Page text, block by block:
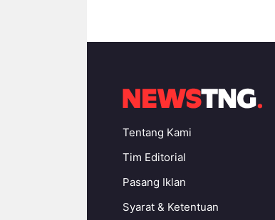
Tentang Kami
Tim Editorial
Pasang Iklan
Syarat & Ketentuan